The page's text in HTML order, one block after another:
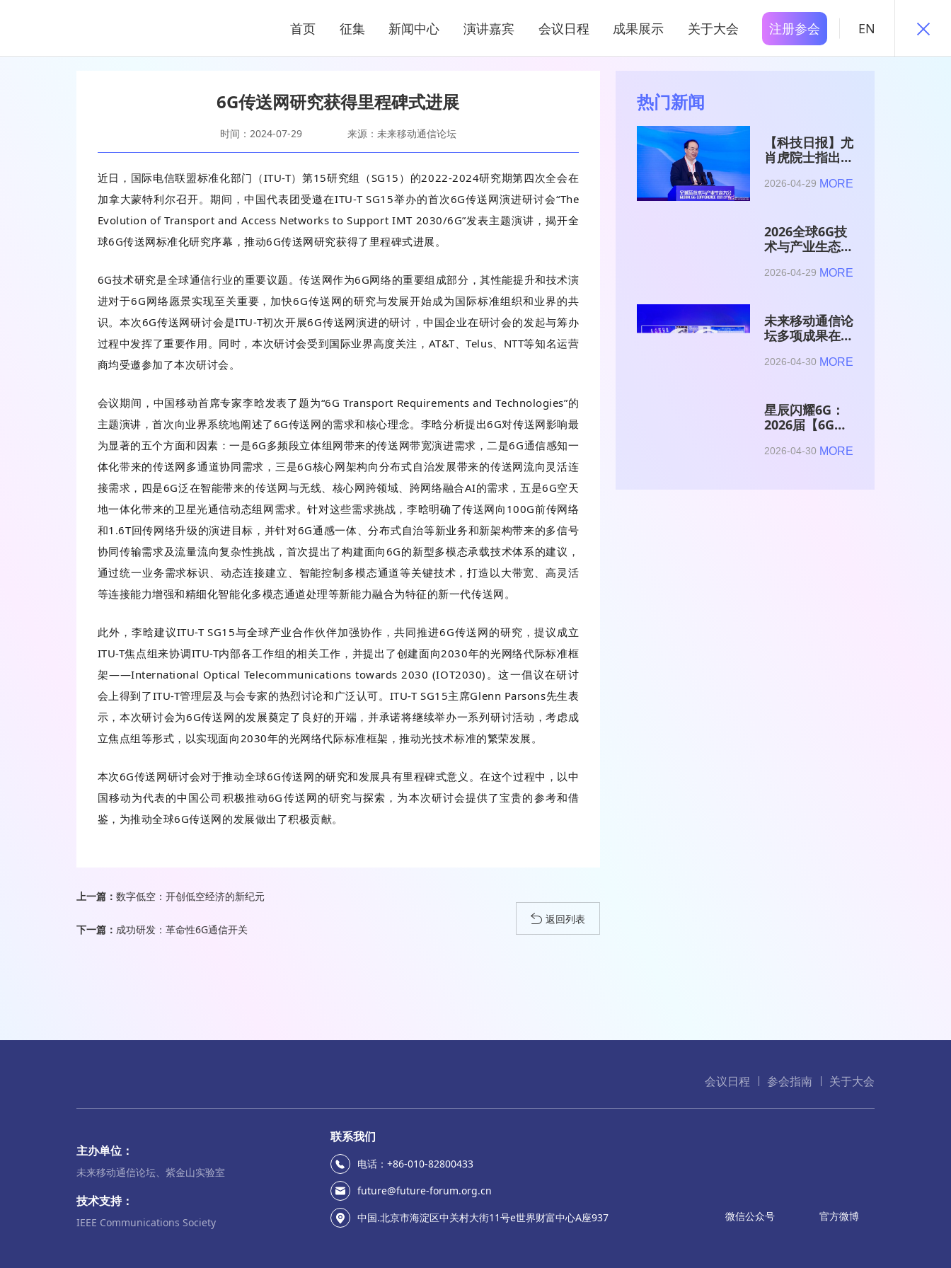
首页 征集 新闻中心 演讲嘉宾 会议日程 成果展示 关于大会 注册参会 EN
NEWS CENTER
6G传送网研究获得里程碑式进展
时间：2024-07-29 来源：未来移动通信论坛
近日，国际电信联盟标准化部门（ITU-T）第15研究组（SG15）的2022-2024研究期第四次全会在
加拿大蒙特利尔召开。期间，中国代表团受邀在ITU-T SG15举办的首次6G传送网演进研讨会“The
Evolution of Transport and Access Networks to Support IMT 2030/6G”发表主题演讲，揭开全
球6G传送网标准化研究序幕，推动6G传送网研究获得了里程碑式进展。
6G技术研究是全球通信行业的重要议题。传送网作为6G网络的重要组成部分，其性能提升和技术演
进对于6G网络愿景实现至关重要，加快6G传送网的研究与发展开始成为国际标准组织和业界的共
识。本次6G传送网研讨会是ITU-T初次开展6G传送网演进的研讨，中国企业在研讨会的发起与筹办
过程中发挥了重要作用。同时，本次研讨会受到国际业界高度关注，AT&T、Telus、NTT等知名运营
商均受邀参加了本次研讨会。
会议期间，中国移动首席专家李晗发表了题为“6G Transport Requirements and Technologies”的
主题演讲，首次向业界系统地阐述了6G传送网的需求和核心理念。李晗分析提出6G对传送网影响最
为显著的五个方面和因素：一是6G多频段立体组网带来的传送网带宽演进需求，二是6G通信感知一
体化带来的传送网多通道协同需求，三是6G核心网架构向分布式自治发展带来的传送网流向灵活连
接需求，四是6G泛在智能带来的传送网与无线、核心网跨领域、跨网络融合AI的需求，五是6G空天
地一体化带来的卫星光通信动态组网需求。针对这些需求挑战，李晗明确了传送网向100G前传网络
和1.6T回传网络升级的演进目标，并针对6G通感一体、分布式自治等新业务和新架构带来的多信号
协同传输需求及流量流向复杂性挑战，首次提出了构建面向6G的新型多模态承载技术体系的建议，
通过统一业务需求标识、动态连接建立、智能控制多模态通道等关键技术，打造以大带宽、高灵活
等连接能力增强和精细化智能化多模态通道处理等新能力融合为特征的新一代传送网。
此外，李晗建议ITU-T SG15与全球产业合作伙伴加强协作，共同推进6G传送网的研究，提议成立
ITU-T焦点组来协调ITU-T内部各工作组的相关工作，并提出了创建面向2030年的光网络代际标准框
架——International Optical Telecommunications towards 2030 (IOT2030)。这一倡议在研讨
会上得到了ITU-T管理层及与会专家的热烈讨论和广泛认可。ITU-T SG15主席Glenn Parsons先生表
示，本次研讨会为6G传送网的发展奠定了良好的开端，并承诺将继续举办一系列研讨活动，考虑成
立焦点组等形式，以实现面向2030年的光网络代际标准框架，推动光技术标准的繁荣发展。
本次6G传送网研讨会对于推动全球6G传送网的研究和发展具有里程碑式意义。在这个过程中，以中
国移动为代表的中国公司积极推动6G传送网的研究与探索，为本次研讨会提供了宝贵的参考和借
鉴，为推动全球6G传送网的发展做出了积极贡献。
上一篇： 数字低空：开创低空经济的新纪元
下一篇： 成功研发：革命性6G通信开关
返回列表
热门新闻
【科技日报】尤
肖虎院士指出
是赋能AI的发
2026-04-29 MORE
2026全球6G技
术与产业生态大
2026-04-29 MORE
未来移动通信论
坛多项成果在
术与产业生态大
2026-04-30 MORE
星辰闪耀6G：
2026届【6G星
与博士获颁证书
2026-04-30 MORE
会议日程 参会指南 关于大会
主办单位：
未来移动通信论坛、紫金山实验室
技术支持：
IEEE Communications Society
联系我们
电话：+86-010-82800433
future@future-forum.org.cn
中国.北京市海淀区中关村大街11号e世界财富中心A座937
微信公众号 官方微博